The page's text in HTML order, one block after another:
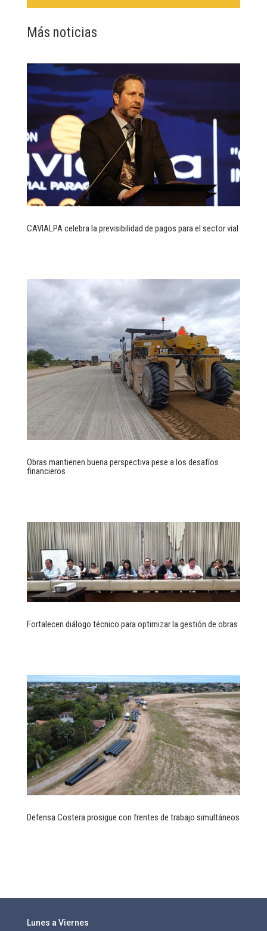
Más noticias
CAVIALPA celebra la previsibilidad de pagos para el sector vial
Obras mantienen buena perspectiva pese a los desafíos
financieros
Fortalecen diálogo técnico para optimizar la gestión de obras
Defensa Costera prosigue con frentes de trabajo simultáneos
Lunes a Viernes